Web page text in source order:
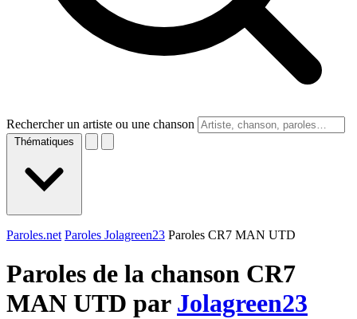
Rechercher un artiste ou une chanson
Thématiques
Paroles.net Paroles Jolagreen23 Paroles CR7 MAN UTD
Paroles de la chanson CR7
MAN UTD par Jolagreen23